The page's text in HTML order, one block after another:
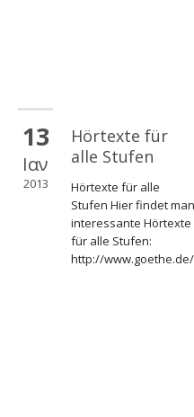
13
Ιαν
2013
Hörtexte für
alle Stufen
Hörtexte für alle
Stufen Hier findet man
interessante Hörtexte
für alle Stufen:
http://